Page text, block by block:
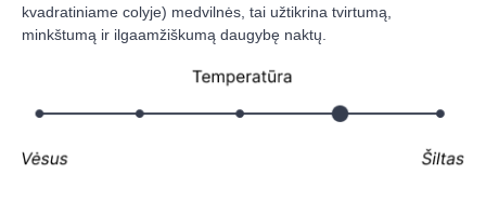
kvadratiniame colyje) medvilnės, tai užtikrina tvirtumą,
minkštumą ir ilgaamžiškumą daugybę naktų.